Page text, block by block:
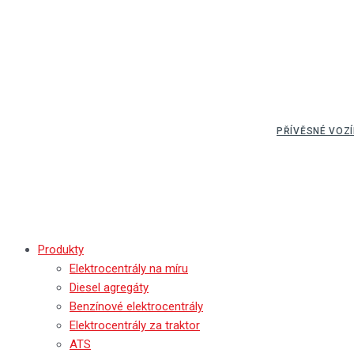
PŘÍVĚSNÉ
Produkty
Elektrocentrály na míru
Diesel agregáty
Benzínové elektrocentrály
Elektrocentrály za traktor
ATS